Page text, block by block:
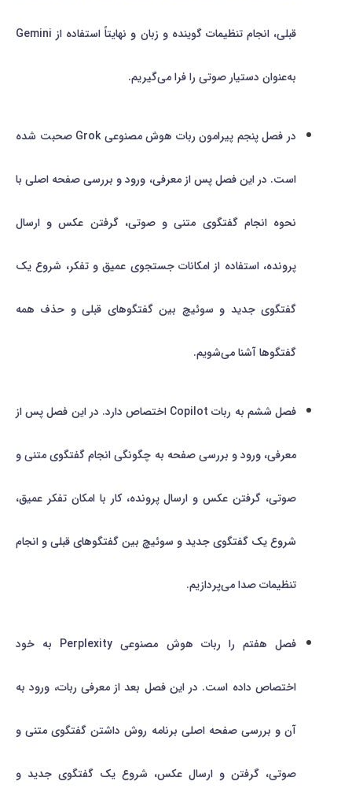
قبلی، انجام تنظیمات گوینده و زبان و نهایتاً استفاده از Gemini
به‌عنوان دستیار صوتی را فرا می‌گیریم.
در فصل پنجم پیرامون ربات هوش مصنوعی Grok صحبت شده
است. در این فصل پس از معرفی، ورود و بررسی صفحه اصلی با
نحوه انجام گفتگوی متنی و صوتی، گرفتن عکس و ارسال
پرونده، استفاده از امکانات جستجوی عمیق و تفکر، شروع یک
گفتگوی جدید و سوئیچ بین گفتگوهای قبلی و حذف همه
گفتگوها آشنا می‌شویم.
فصل ششم به ربات Copilot اختصاص دارد. در این فصل پس از
معرفی، ورود و بررسی صفحه به چگونگی انجام گفتگوی متنی و
صوتی، گرفتن عکس و ارسال پرونده، کار با امکان تفکر عمیق،
شروع یک گفتگوی جدید و سوئیچ بین گفتگوهای قبلی و انجام
تنظیمات صدا می‌پردازیم.
فصل هفتم را ربات هوش مصنوعی Perplexity به خود
اختصاص داده است. در این فصل بعد از معرفی ربات، ورود به
آن و بررسی صفحه اصلی برنامه روش داشتن گفتگوی متنی و
صوتی، گرفتن و ارسال عکس، شروع یک گفتگوی جدید و